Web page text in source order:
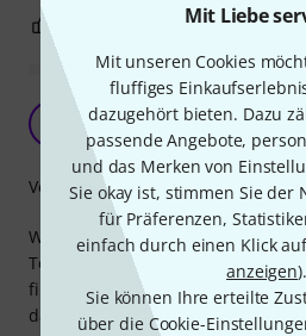
Mit Liebe
Mit unseren Cookies
fluffiges
dazugehört bieten. Dazu
passende Angebote,
und das Merken von
Sie okay ist, stimmen Sie der
für Präferenzen,
einfach durch einen Klick
anzeigen).
Sie können Ihre erteilte
über die Cookie-
BEWERTUNG
Was soll man über
bassiacc
Wenn Ihr welche braucht, nehmt
Tele auf Vintage getrimmt und das
finds cool, dass es sowas bei
dann noch zu einem fairen Preis.
Verarbeitung